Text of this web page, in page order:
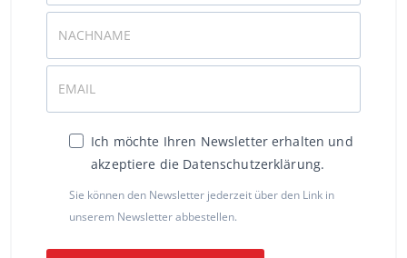
Ich möchte Ihren Newsletter erhalten und
akzeptiere die Datenschutzerklärung.
Sie können den Newsletter jederzeit über den Link in
unserem Newsletter abbestellen.